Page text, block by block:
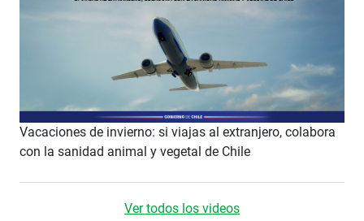
Vacaciones de invierno: si viajas al extranjero, colabora
con la sanidad animal y vegetal de Chile
Ver todos los videos